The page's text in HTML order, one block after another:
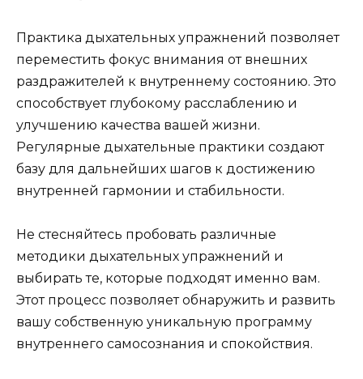
Практика дыхательных упражнений позволяет
переместить фокус внимания от внешних
раздражителей к внутреннему состоянию. Это
способствует глубокому расслаблению и
улучшению качества вашей жизни.
Регулярные дыхательные практики создают
базу для дальнейших шагов к достижению
внутренней гармонии и стабильности.
Не стесняйтесь пробовать различные
методики дыхательных упражнений и
выбирать те, которые подходят именно вам.
Этот процесс позволяет обнаружить и развить
вашу собственную уникальную программу
внутреннего самосознания и спокойствия.